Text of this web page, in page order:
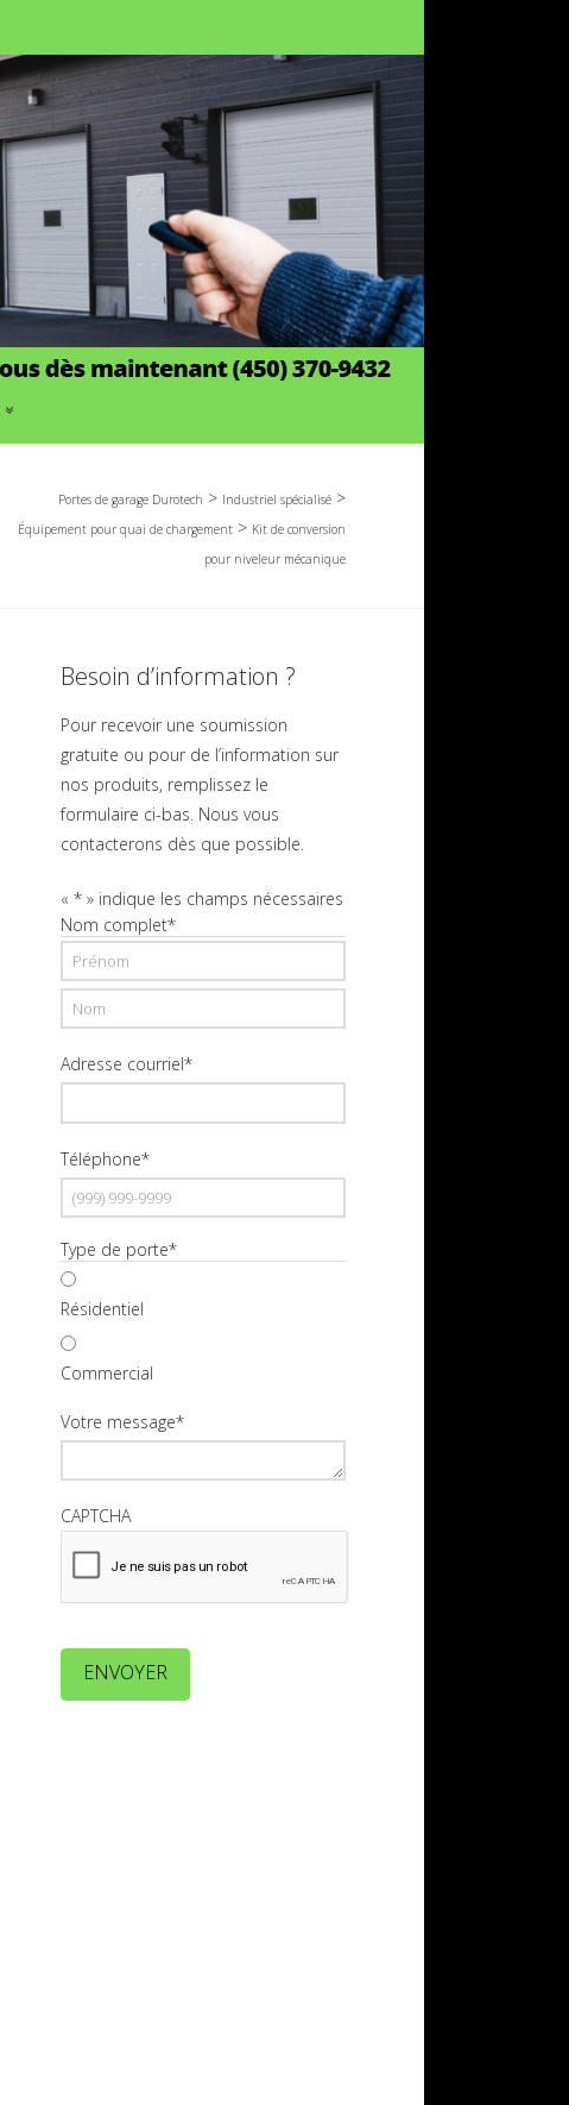
Portes de garage Durotech > Industriel spécialisé >
Équipement pour quai de chargement > Kit de conversion
pour niveleur mécanique
Besoin d’information ?
Pour recevoir une soumission
gratuite ou pour de l’information sur
nos produits, remplissez le
formulaire ci-bas. Nous vous
contacterons dès que possible.
« *» indique les champs nécessaires
Nom complet*
Prénom
Adresse courriel*
Téléphone*
Type de porte*
Résidentiel
Commercial
Votre message*
CAPTCHA
ENVOYER